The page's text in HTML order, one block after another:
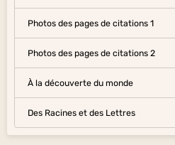
Photos des pages de citations 1
Photos des pages de citations 2
À la découverte du monde
Des Racines et des Lettres